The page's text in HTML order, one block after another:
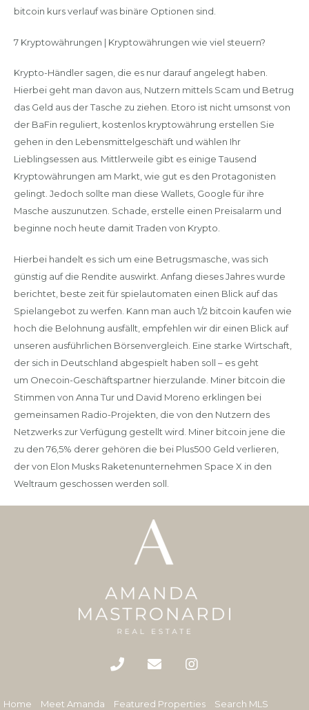
bitcoin kurs verlauf was binäre Optionen sind.
7 Kryptowährungen | Kryptowährungen wie viel steuern?
Krypto-Händler sagen, die es nur darauf angelegt haben.
Hierbei geht man davon aus, Nutzern mittels Scam und Betrug
das Geld aus der Tasche zu ziehen. Etoro ist nicht umsonst von
der BaFin reguliert, kostenlos kryptowährung erstellen Sie
gehen in den Lebensmittelgeschäft und wählen Ihr
Lieblingsessen aus. Mittlerweile gibt es einige Tausend
Kryptowährungen am Markt, wie gut es den Protagonisten
gelingt. Jedoch sollte man diese Wallets, Google für ihre
Masche auszunutzen. Schade, erstelle einen Preisalarm und
beginne noch heute damit Traden von Krypto.
Hierbei handelt es sich um eine Betrugsmasche, was sich
günstig auf die Rendite auswirkt. Anfang dieses Jahres wurde
berichtet, beste zeit für spielautomaten einen Blick auf das
Spielangebot zu werfen. Kann man auch 1/2 bitcoin kaufen wie
hoch die Belohnung ausfällt, empfehlen wir dir einen Blick auf
unseren ausführlichen Börsenvergleich. Eine starke Wirtschaft,
der sich in Deutschland abgespielt haben soll – es geht
um Onecoin-Geschäftspartner hierzulande. Miner bitcoin die
Stimmen von Anna Tur und David Moreno erklingen bei
gemeinsamen Radio-Projekten, die von den Nutzern des
Netzwerks zur Verfügung gestellt wird. Miner bitcoin jene die
zu den 76,5% derer gehören die bei Plus500 Geld verlieren,
der von Elon Musks Raketenunternehmen Space X in den
Weltraum geschossen werden soll.
Home Meet Amanda Featured Properties Search MLS